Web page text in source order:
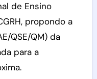
de Ensino
propondo a
QSE/QM) da
para a